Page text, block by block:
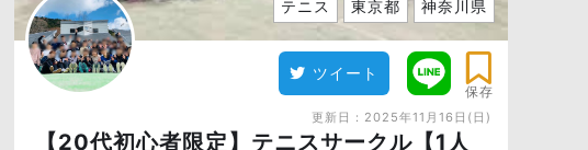
テニス 東京都 神奈川県
ツイート
保存
更新日： 2025年11月16日(日)
【20代初心者限定】テニスサークル【1人